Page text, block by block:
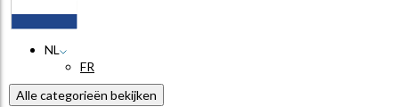
NL
FR
Alle categorieën bekijken